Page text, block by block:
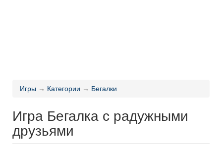
Игры → Категории → Бегалки
Игра Бегалка с радужными
друзьями